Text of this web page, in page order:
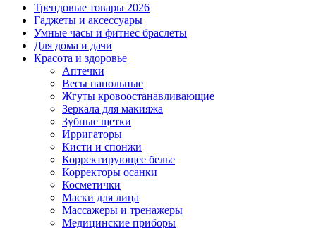
Трендовые товары 2026
Гаджеты и аксессуары
Умные часы и фитнес браслеты
Для дома и дачи
Красота и здоровье
Аптечки
Весы напольные
Жгуты кровоостанавливающие
Зеркала для макияжа
Зубные щетки
Ирригаторы
Кисти и спонжи
Корректирующее белье
Корректоры осанки
Косметички
Маски для лица
Массажеры и тренажеры
Медицинские приборы